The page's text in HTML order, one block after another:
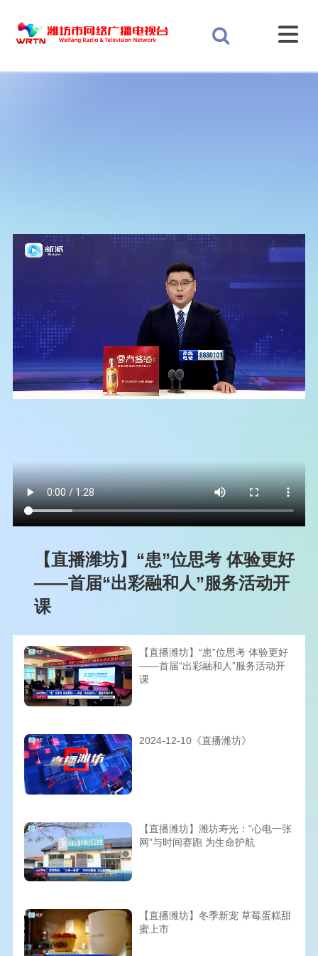
【直播潍坊】“患”位思考 体验更好
——首届“出彩融和人”服务活动开
课
【直播潍坊】“患”位思考 体验更好
——首届“出彩融和人”服务活动开
课
2024-12-10《直播潍坊》
【直播潍坊】潍坊寿光：“心电一张
网”与时间赛跑 为生命护航
【直播潍坊】冬季新宠 草莓蛋糕甜
蜜上市